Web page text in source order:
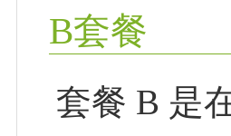
B套餐
套餐 B 是